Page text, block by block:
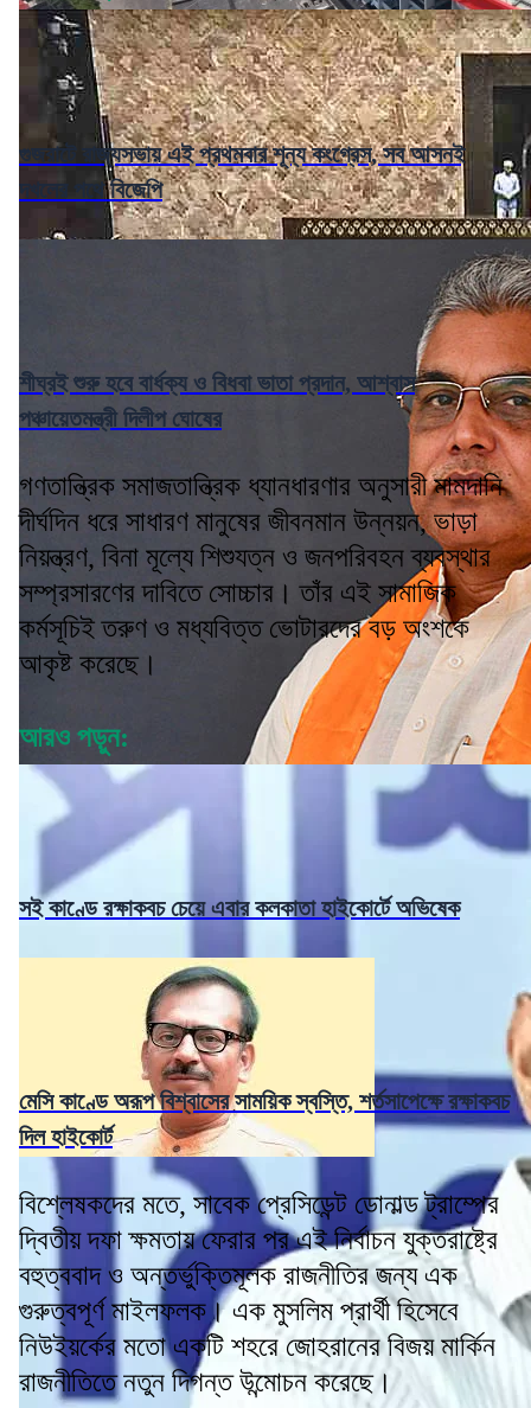
গুজরাটে রাজ্যসভায় এই প্রথমবার শূন্য কংগ্রেস, সব আসনই
দখলের পথে বিজেপি
শীঘ্রই শুরু হবে বার্ধক্য ও বিধবা ভাতা প্রদান, আশ্বাস
পঞ্চায়েতমন্ত্রী দিলীপ ঘোষের
গণতান্ত্রিক সমাজতান্ত্রিক ধ্যানধারণার অনুসারী মামদানি
দীর্ঘদিন ধরে সাধারণ মানুষের জীবনমান উন্নয়ন, ভাড়া
নিয়ন্ত্রণ, বিনা মূল্যে শিশুযত্ন ও জনপরিবহন ব্যবস্থার
সম্প্রসারণের দাবিতে সোচ্চার। তাঁর এই সামাজিক
কর্মসূচিই তরুণ ও মধ্যবিত্ত ভোটারদের বড় অংশকে
আকৃষ্ট করেছে।
আরও পড়ুন:
সই কাণ্ডে রক্ষাকবচ চেয়ে এবার কলকাতা হাইকোর্টে অভিষেক
মেসি কাণ্ডে অরূপ বিশ্বাসের সাময়িক স্বস্তি, শর্তসাপেক্ষে রক্ষাকবচ
দিল হাইকোর্ট
বিশ্লেষকদের মতে, সাবেক প্রেসিডেন্ট ডোনাল্ড ট্রাম্পের
দ্বিতীয় দফা ক্ষমতায় ফেরার পর এই নির্বাচন যুক্তরাষ্ট্রে
বহুত্ববাদ ও অন্তর্ভুক্তিমূলক রাজনীতির জন্য এক
গুরুত্বপূর্ণ মাইলফলক। এক মুসলিম প্রার্থী হিসেবে
নিউইয়র্কের মতো একটি শহরে জোহরানের বিজয় মার্কিন
রাজনীতিতে নতুন দিগন্ত উন্মোচন করেছে।